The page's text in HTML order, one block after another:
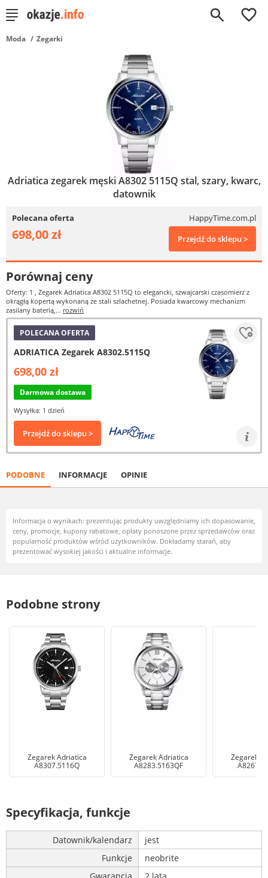
0
Moda Zegarki
Adriatica zegarek męski A8302 5115Q stal, szary, kwarc,
datownik
Polecana oferta HappyTime.com.pl
698,00 zł Przejdź do sklepu >
Porównaj ceny
Oferty: 1 , Zegarek Adriatica A8302 5115Q to elegancki, szwajcarski czasomierz z
okrągłą kopertą wykonaną ze stali szlachetnej. Posiada kwarcowy mechanizm
zasilany baterią,... rozwiń
POLECANA OFERTA
ADRIATICA Zegarek A8302.5115Q
698,00 zł
Darmowa dostawa
Wysyłka: 1 dzień
Przejdź do sklepu >
PODOBNE INFORMACJE OPINIE
Informacja o wynikach: prezentując produkty uwzględniamy ich dopasowanie,
ceny, promocje, kupony rabatowe, opłaty ponoszone przez sprzedawców oraz
popularność produktów wśród użytkowników. Dokładamy starań, aby
prezentować wysokiej jakości i aktualne informacje.
Podobne strony
Zegarek Adriatica
A8307.5116Q
Zegarek Adriatica
A8283.5163QF
Zegarek
Specyfikacja, funkcje
Datownik/kalendarz
jest
Funkcje
neobrite